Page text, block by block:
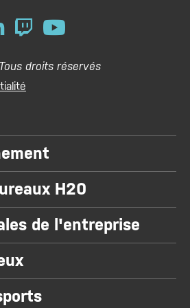
droits réservés
H20
de l'entreprise